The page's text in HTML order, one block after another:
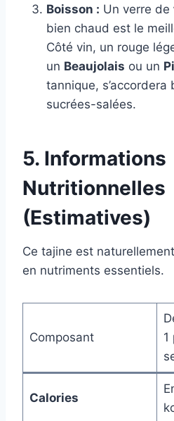
Boisson : Un verre de
bien chaud est le
Côté vin, un rouge
un Beaujolais ou un
tannique,
sucrées-salées.
5. Informations
Nutritionnelles
(Estimatives)
Ce tajine est
en nutriments essentiels.
Composant
1
Calories